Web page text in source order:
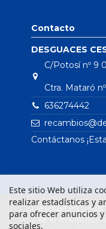
Contacto
DESGUACES
C/Potosí nº 9
Ctra. Mataró
636274442
Contáctanos
Este sitio Web utiliza
realizar estadísticas y
para ofrecer anuncios
sociales.
Desguaces
y te lo enviamos